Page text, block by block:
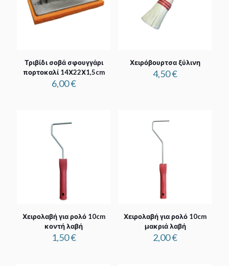
Τριβίδι σοβά σφουγγάρι
πορτοκαλί 14Χ22Χ1,5cm
6,00€
Χειρόβουρτσα ξύλινη
4,50€
Χειρολαβή για ρολό 10cm
κοντή λαβή
1,50€
Χειρολαβή για ρολό 10cm
μακριά λαβή
2,00€